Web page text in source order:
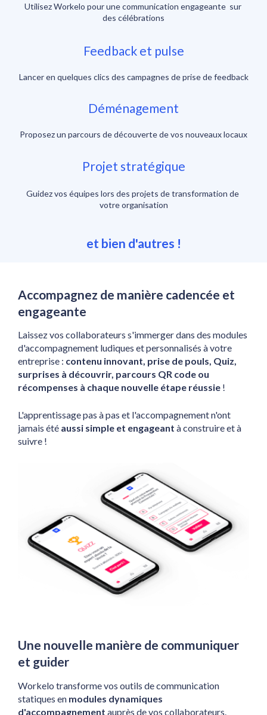
Utilisez Workelo pour une communication engageante  sur
des célébrations
Feedback et pulse
Lancer en quelques clics des campagnes de prise de feedback
Déménagement
Proposez un parcours de découverte de vos nouveaux locaux
Projet stratégique
Guidez vos équipes lors des projets de transformation de
votre organisation
et bien d'autres !
Accompagnez de manière cadencée et
engageante
Laissez vos collaborateurs s'immerger dans des modules
d'accompagnement ludiques et personnalisés à votre
entreprise : contenu innovant, prise de pouls, Quiz,
surprises à découvrir, parcours QR code ou
récompenses à chaque nouvelle étape réussie !
L'apprentissage pas à pas et l'accompagnement n'ont
jamais été aussi simple et engageant à construire et à
suivre !
Une nouvelle manière de communiquer
et guider
Workelo transforme vos outils de communication
statiques en modules dynamiques
d'accompagnement auprès de vos collaborateurs.